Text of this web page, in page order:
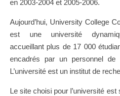
en 2003-2004 et 2005-2006.
Aujourd’hui, University College
est une université
accueillant plus de 17 000
encadrés par un personnel
L’université est un institut de
Le site choisi pour l’université